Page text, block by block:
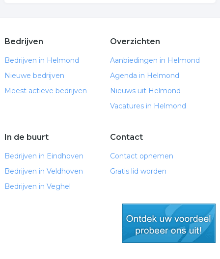
Bedrijven
Bedrijven in Helmond
Nieuwe bedrijven
Meest actieve bedrijven
Overzichten
Aanbiedingen in Helmond
Agenda in Helmond
Nieuws uit Helmond
Vacatures in Helmond
In de buurt
Bedrijven in Eindhoven
Bedrijven in Veldhoven
Bedrijven in Veghel
Contact
Contact opnemen
Gratis lid worden